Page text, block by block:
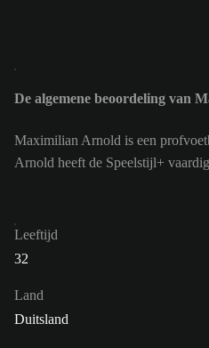
De algemene beoordeling van
Maximilian Arnold is een
Arnold heeft de Speelstijl+
Leeftijd
32
Land
Duitsland